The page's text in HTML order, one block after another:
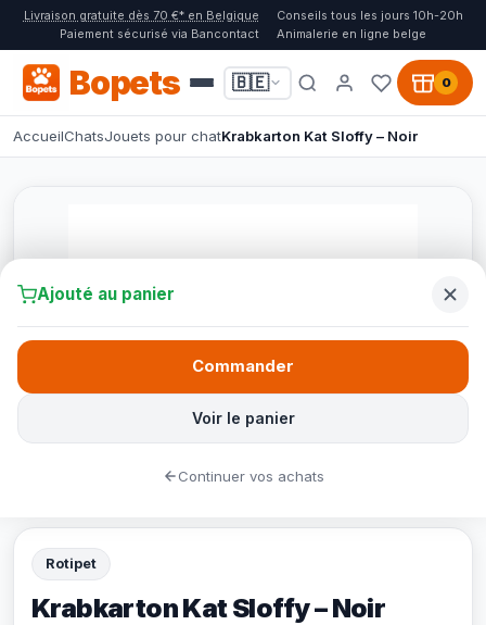
Livraison gratuite dès 70 €* en Belgique
Conseils tous les jours 10h-20h
Paiement sécurisé via Bancontact
Animalerie en ligne belge
Bopets 🇧🇪 0
AccueilChatsJouets pour chatKrabkarton Kat Sloffy – Noir
Rotipet
Krabkarton Kat Sloffy – Noir
Ajouté au panier
Voir le panier
Commander
Continuer vos achats